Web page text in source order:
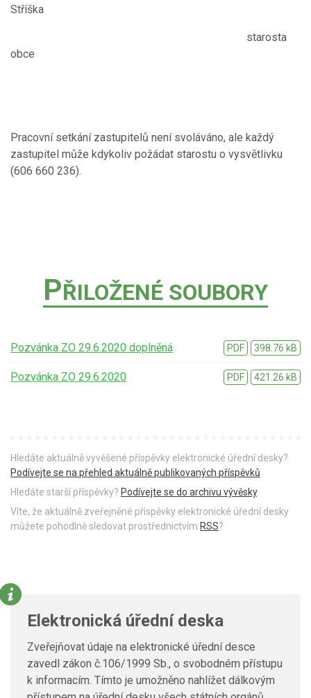
Stříška
starosta
obce
Pracovní setkání zastupitelů není svoláváno, ale každý
zastupitel může kdykoliv požádat starostu o vysvětlivku
(606 660 236).
PŘILOŽENÉ SOUBORY
Pozvánka ZO 29.6.2020 doplněná PDF 398.76 kB
Pozvánka ZO 29.6.2020 PDF 421.26 kB
Hledáte aktuálně vyvěšené příspěvky elektronické úřední desky?
Podívejte se na přehled aktuálně publikovaných příspěvků
Hledáte starší příspěvky? Podívejte se do archivu vývěsky.
Víte, že aktuálně zveřejněné příspěvky elektronické úřední desky
můžete pohodlně sledovat prostřednictvím RSS?
Elektronická úřední deska
Zveřejňovat údaje na elektronické úřední desce
zavedl zákon č.106/1999 Sb., o svobodném přístupu
k informacím. Tímto je umožněno nahlížet dálkovým